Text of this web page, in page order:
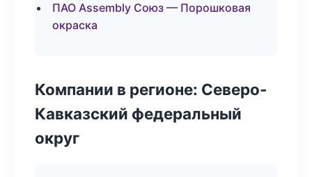
ПАО Assembly Союз — Порошковая
окраска
Компании в регионе: Северо-
Кавказский федеральный
округ